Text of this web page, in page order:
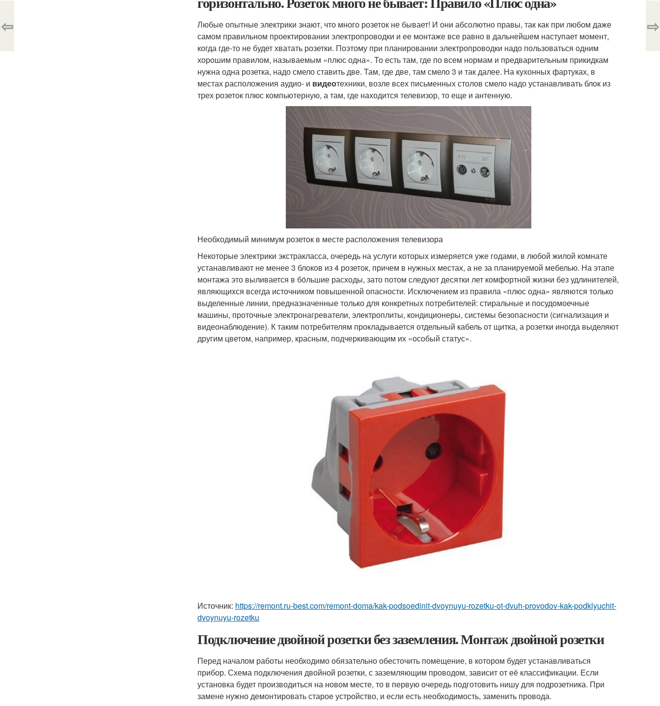
Любые опытные электрики знают, что много розеток не бывает! И они абсолютно правы, так как при любом даже
самом правильном проектировании электропроводки и ее монтаже все равно в дальнейшем наступает момент,
когда где-то не будет хватать розетки. Поэтому при планировании электропроводки надо пользоваться одним
хорошим правилом, называемым «плюс одна». То есть там, где по всем нормам и предварительным прикидкам
нужна одна розетка, надо смело ставить две. Там, где две, там смело 3 и так далее. На кухонных фартуках, в
местах расположения аудио- и видеотехники, возле всех письменных столов смело надо устанавливать блок из
трех розеток плюс компьютерную, а там, где находится телевизор, то еще и антенную.
Необходимый минимум розеток в месте расположения телевизора
Некоторые электрики экстракласса, очередь на услуги которых измеряется уже годами, в любой жилой комнате
устанавливают не менее 3 блоков из 4 розеток, причем в нужных местах, а не за планируемой мебелью. На этапе
монтажа это выливается в бо́льшие расходы, зато потом следуют десятки лет комфортной жизни без удлинителей,
являющихся всегда источником повышенной опасности. Исключением из правила «плюс одна» являются только
выделенные линии, предназначенные только для конкретных потребителей: стиральные и посудомоечные
машины, проточные электронагреватели, электроплиты, кондиционеры, системы безопасности (сигнализация и
видеонаблюдение). К таким потребителям прокладывается отдельный кабель от щитка, а розетки иногда выделяют
другим цветом, например, красным, подчеркивающим их «особый статус».
Источник: https://remont.ru-best.com/remont-doma/kak-podsoedinit-dvoynuyu-rozetku-ot-dvuh-provodov-kak-podklyuchit-
dvoynuyu-rozetku
Подключение двойной розетки без заземления. Монтаж двойной розетки
Перед началом работы необходимо обязательно обесточить помещение, в котором будет устанавливаться
прибор. Схема подключения двойной розетки, с заземляющим проводом, зависит от её классификации. Если
установка будет производиться на новом месте, то в первую очередь подготовить нишу для подрозетника. При
замене нужно демонтировать старое устройство, и если есть необходимость, заменить провода.
⇦ ⇨